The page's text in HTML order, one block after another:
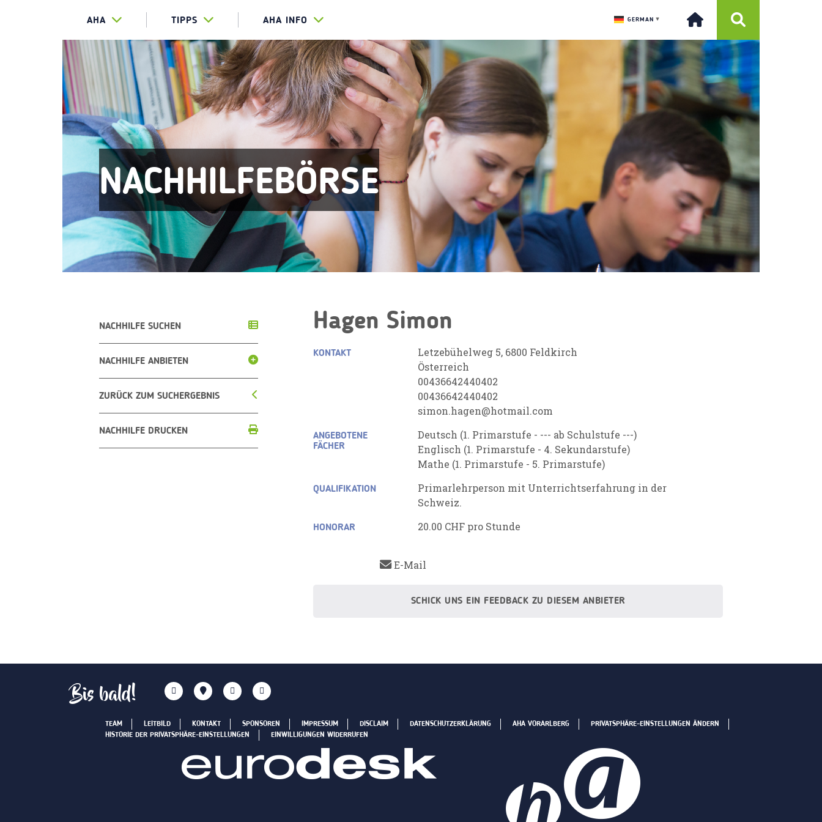
AHA TIPPS AHA INFO GERMAN ▼
NACHHILFEBÖRSE
NACHHILFE SUCHEN
NACHHILFE ANBIETEN
ZURÜCK ZUM SUCHERGEBNIS
NACHHILFE DRUCKEN
Hagen Simon
KONTAKT
Letzebühelweg 5, 6800 Feldkirch
Österreich
00436642440402
00436642440402
simon.hagen@hotmail.com
ANGEBOTENE
FÄCHER
Deutsch (1. Primarstufe - --- ab Schulstufe ---)
Englisch (1. Primarstufe - 4. Sekundarstufe)
Mathe (1. Primarstufe - 5. Primarstufe)
QUALIFIKATION
Primarlehrperson mit Unterrichtserfahrung in der
Schweiz.
HONORAR 20.00 CHF pro Stunde
E-Mail
SCHICK UNS EIN FEEDBACK ZU DIESEM ANBIETER
Bis bald!
TEAM LEITBILD KONTAKT SPONSOREN IMPRESSUM DISCLAIM DATENSCHUTZERKLÄRUNG AHA VORARLBERG
PRIVATSPHÄRE-EINSTELLUNGEN ÄNDERN
HISTORIE DER PRIVATSPHÄRE-EINSTELLUNGEN
EINWILLIGUNGEN WIDERRUFEN